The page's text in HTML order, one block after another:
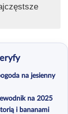
na jesienny
na 2025
i bananami